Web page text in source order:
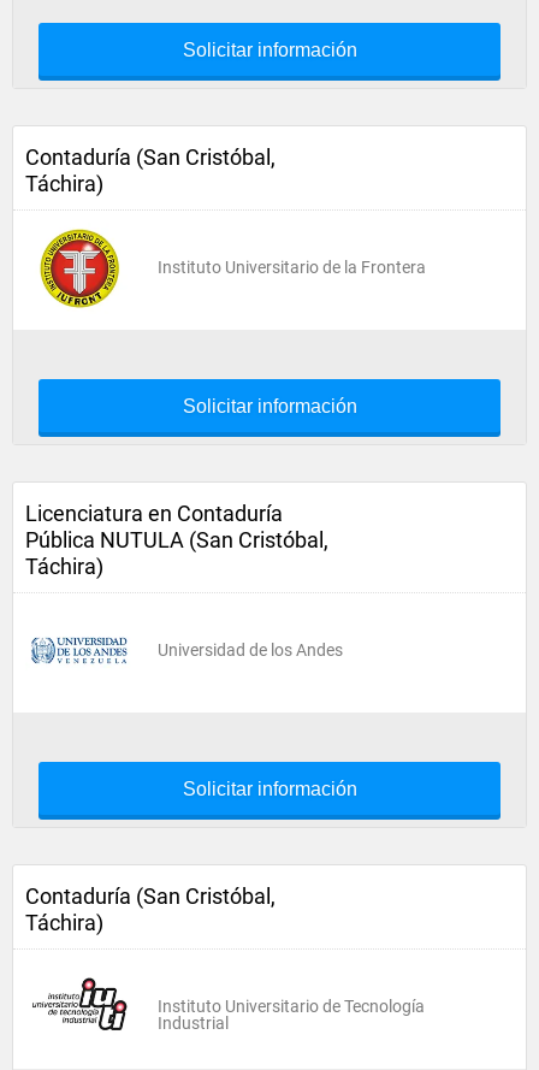
Solicitar información
Contaduría (San Cristóbal,
Táchira)
Instituto Universitario de la Frontera
Solicitar información
Licenciatura en Contaduría
Pública NUTULA (San Cristóbal,
Táchira)
Universidad de los Andes
Solicitar información
Contaduría (San Cristóbal,
Táchira)
Instituto Universitario de Tecnología
Industrial